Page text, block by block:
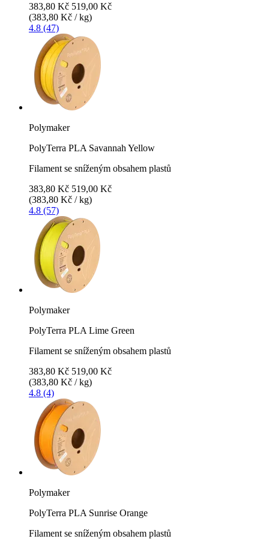
383,80 Kč 519,00 Kč
(383,80 Kč / kg)
4.8 (47)
Polymaker
PolyTerra PLA Savannah Yellow
Filament se sníženým obsahem plastů
383,80 Kč 519,00 Kč
(383,80 Kč / kg)
4.8 (57)
Polymaker
PolyTerra PLA Lime Green
Filament se sníženým obsahem plastů
383,80 Kč 519,00 Kč
(383,80 Kč / kg)
4.8 (4)
Polymaker
PolyTerra PLA Sunrise Orange
Filament se sníženým obsahem plastů